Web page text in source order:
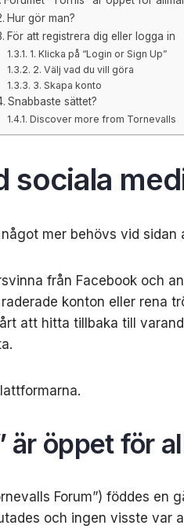
Hur gör man?
För att registrera dig eller logga in
1. Klicka på “Login or Sign Up”
2. Välj vad du vill göra
3. Skapa konto
Snabbaste sättet?
Discover more from Tornevalls
sociala
mer behövs vid sidan
från Facebook och
konton eller rena
att hitta tillbaka till
är öppet för
Forum”) föddes en
och ingen visste var